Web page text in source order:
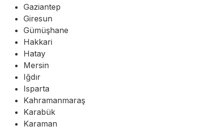
Gaziantep
Giresun
Gümüşhane
Hakkari
Hatay
Mersin
Iğdır
Isparta
Kahramanmaraş
Karabük
Karaman